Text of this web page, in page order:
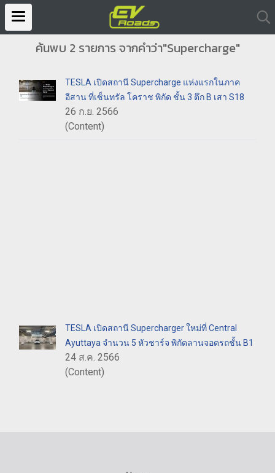
ค้นพบ 2 รายการ จากคำว่า"Supercharge"
TESLA เปิดสถานี Supercharge แห่งแรกในภาค
อีสาน ที่เซ็นทรัล โคราช พิกัด ชั้น 3 ตึก B เสา S18
26 ก.ย. 2566
(Content)
TESLA เปิดสถานี Supercharger ใหม่ที่ Central
Ayuttaya จำนวน 5 หัวชาร์จ พิกัดลานจอดรถชั้น B1
24 ส.ค. 2566
(Content)